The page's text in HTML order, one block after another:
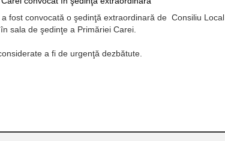
fost convocată o şedinţă extraordinară de Consiliu Local
sala de şedinţe a Primăriei Carei.
a fi de urgenţă dezbătute.